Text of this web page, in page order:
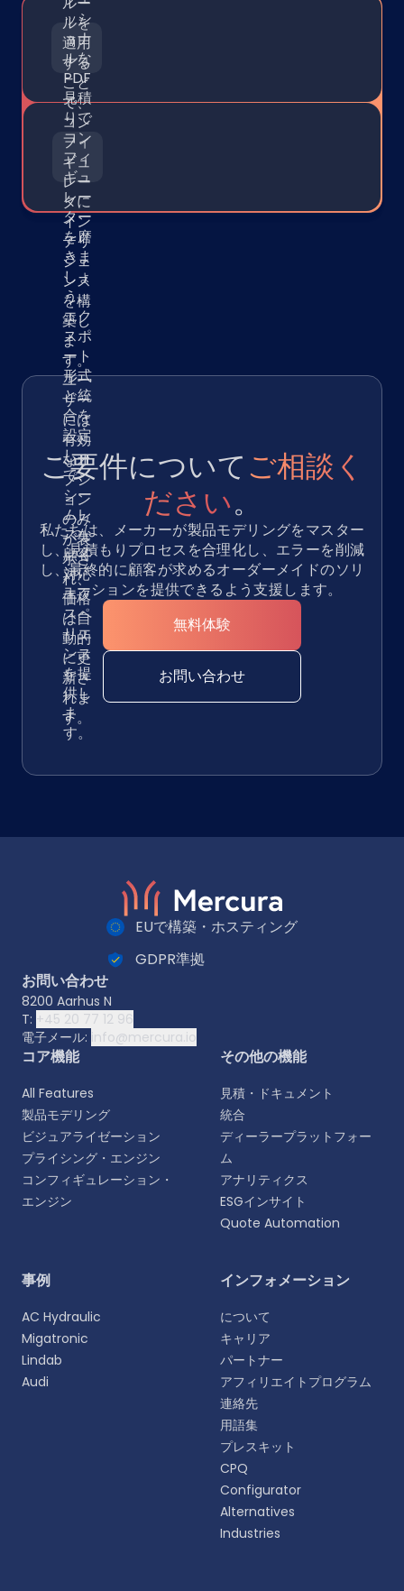
言語を選択
語をお選びください。
ルを
適用
する
こと
で、
コン
フィ
ギュ
レー
タに
イン
テリ
ジェ
ンス
を構
築し
ま
す。
ユー
ザー
には
有効
なオ
プシ
ョン
のみ
が表
示さ
れ、
価格
は自
動的
に更
新さ
れま
す。
ッシ
ョナ
ルな
PDF
見積
りで
コン
フィ
ギュ
レー
ター
を磨
きま
しょ
う。
エク
スポ
ート
形式
と統
合を
設定
し
て、
シー
ムレ
スな
顧客
対応
エク
スペ
リエ
ンス
を提
供し
ま
す。
ご要件についてご相談く
ださい。
私たちは、メーカーが製品モデリングをマスター
し、見積もりプロセスを合理化し、エラーを削減
し、最終的に顧客が求めるオーダーメイドのソリ
ューションを提供できるよう支援します。
無料体験
お問い合わせ
EUで構築・ホスティング
GDPR準拠
お問い合わせ
8200 Aarhus N
T: +45 20 77 12 96
電子メール: info@mercura.io
コア機能
All Features
製品モデリング
ビジュアライゼーション
プライシング・エンジン
コンフィギュレーション・
エンジン
その他の機能
見積・ドキュメント
統合
ディーラープラットフォー
ム
アナリティクス
ESGインサイト
Quote Automation
事例
AC Hydraulic
Migatronic
Lindab
Audi
インフォメーション
について
キャリア
パートナー
アフィリエイトプログラム
連絡先
用語集
プレスキット
CPQ
Configurator
Alternatives
Industries